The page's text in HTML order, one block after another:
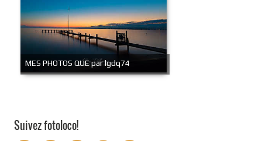
MES PHOTOS QUE par lgdq74
Suivez fotoloco!